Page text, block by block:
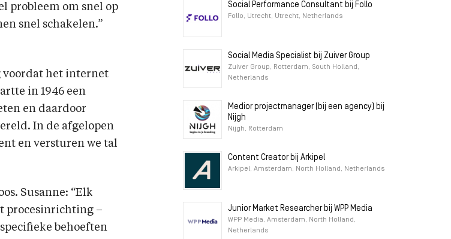
probleem om snel op
snel schakelen.”
voordat het internet
in 1946 een
en daardoor
In de afgelopen
en versturen we tal
Susanne: “Elk
procesinrichting –
behoeften
Social Performance Consultant bij Follo
Follo, Utrecht, Utrecht, Netherlands
Social Media Specialist bij Zuiver Group
Zuiver Group, Rotterdam, South Holland,
Netherlands
Medior projectmanager (bij een agency) bij
Nijgh
Nijgh, Rotterdam
Content Creator bij Arkipel
Arkipel, Amsterdam, North Holland, Netherlands
Junior Market Researcher bij WPP Media
WPP Media, Amsterdam, North Holland,
Netherlands